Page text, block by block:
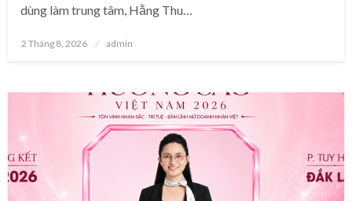
dùng làm trung tâm, Hằng Thu…
Posted
2 Tháng 8, 2026 admin